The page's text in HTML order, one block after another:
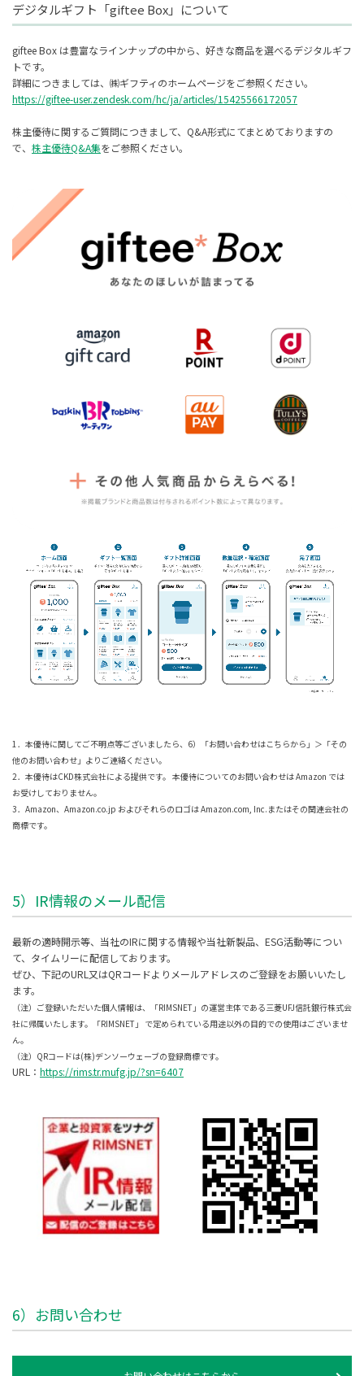
デジタルギフト「giftee Box」について
giftee Box は豊富なラインナップの中から、好きな商品を選べるデジタルギフ
トです。
詳細につきましては、㈱ギフティのホームページをご参照ください。
https://giftee-user.zendesk.com/hc/ja/articles/15425566172057
株主優待に関するご質問につきまして、Q&A形式にてまとめておりますの
で、 株主優待Q&A集をご参照ください。
1．本優待に関してご不明点等ございましたら、6）「お問い合わせはこちらから」＞「その
他のお問い合わせ」よりご連絡ください。
2．本優待はCKD株式会社による提供です。 本優待についてのお問い合わせは Amazon では
お受けしておりません。
3．Amazon、Amazon.co.jp およびそれらのロゴは Amazon.com, Inc.またはその関連会社の
商標です。
5）IR情報のメール配信
最新の適時開示等、当社のIRに関する情報や当社新製品、ESG活動等につい
て、タイムリーに配信しております。
ぜひ、下記のURL又はQRコードよりメールアドレスのご登録をお願いいたし
ます。
（注）ご登録いただいた個人情報は、「RIMSNET」の運営主体である三菱UFJ信託銀行株式会
社に帰属いたします。「RIMSNET」 で定められている用途以外の目的での使用はございませ
ん。
（注）QRコードは(株)デンソーウェーブの登録商標です。
URL： https://rims.tr.mufg.jp/?sn=6407
6）お問い合わせ